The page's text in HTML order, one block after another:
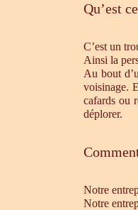
Qu’est
C’est un
Ainsi la
Au bout
voisinage.
cafards ou
déplorer.
Notre
Notre